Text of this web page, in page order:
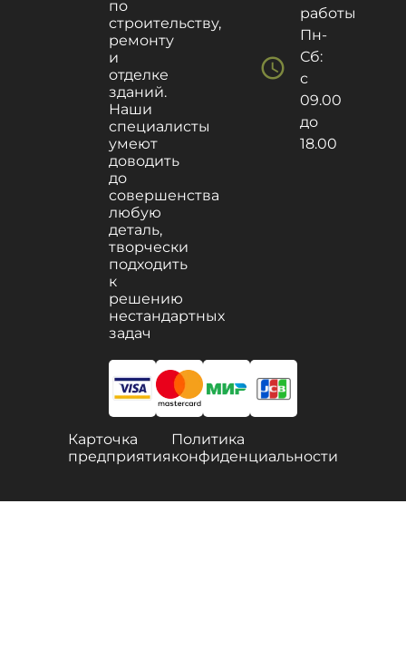
по
строительству,
ремонту
и
отделке
зданий.
Наши
специалисты
умеют
доводить
до
совершенства
любую
деталь,
творчески
подходить
к
решению
нестандартных
задач
schedule
работы
Пн-
Сб:
с
09.00
до
18.00
Карточка
предприятия
Политика
конфиденциальности